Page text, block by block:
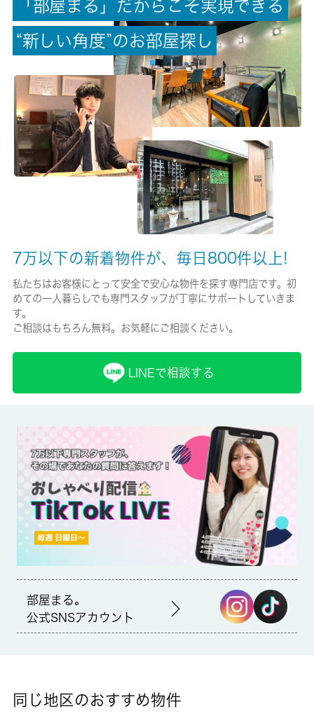
駐車場/料金
-/-
有/20000円
保険名/保険期間
-/2年
詳細はお問い合わせください。
賃貸区分/契約期間
一般/2年
近くにはセブンイレブン 目黒南2丁目店(徒歩6分)がありちょっと
した買い物に便利です。独立洗面台なので床が水で濡れたり鏡が
曇ったりしにくく、清潔な状態を保ちやすくなっております。初
期費用のカード決済ができます。大田区の賃貸情報を豊富に扱っ
ている 城南コミュニティは、お客様に満足いただけるお部屋を
「 部屋 ま る 」 だ か ら こ そ実現で き る
“新 し い角 度”のお部屋探 し
7万以下の新着物件が、毎日800件以上!
私たちはお客様にとって安全で安心な物件を探す専門店です。初
めての一人暮らしでも専門スタッフが丁寧にサポートしていきま
す。
ご相談はもちろん無料。お気軽にご相談ください。
LINEで相談する
部屋まる。
公式SNSアカウント
同じ地区のおすすめ物件